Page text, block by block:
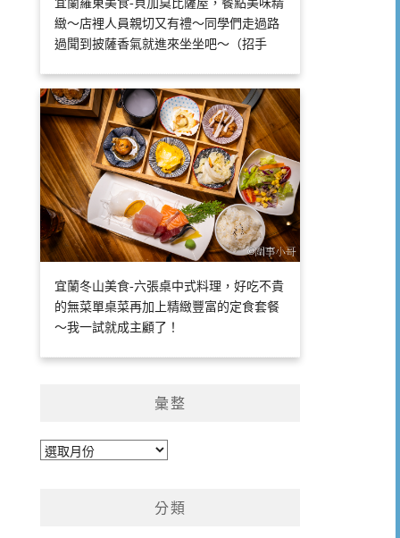
宜蘭羅東美食-貝加莫比薩屋，餐點美味精
緻～店裡人員親切又有禮～同學們走過路
過聞到披薩香氣就進來坐坐吧～（招手
宜蘭冬山美食-六張桌中式料理，好吃不貴
的無菜單桌菜再加上精緻豐富的定食套餐
～我一試就成主顧了！
彙整
彙
分類